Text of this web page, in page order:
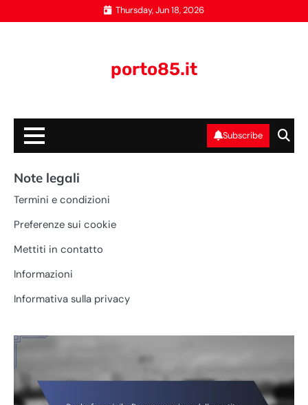
to
Thursday, Jun 18, 2026
porto85.it
Subscribe
Note legali
Termini e condizioni
Preferenze sui cookie
Mettiti in contatto
Informazioni
Informativa sulla privacy